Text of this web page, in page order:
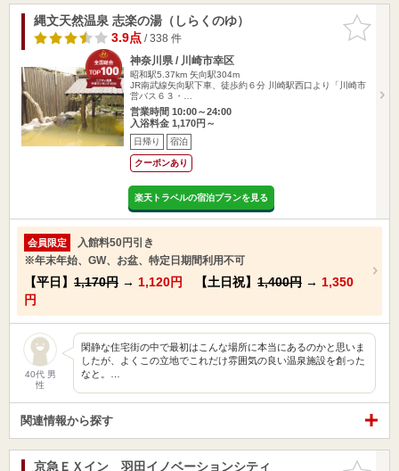
お気に入
りに追加
縄文天然温泉 志楽の湯（しらくのゆ）
3.9点/ 338 件
神奈川県 / 川崎市幸区
昭和駅5.37km 矢向駅304m
JR南武線矢向駅下車、徒歩約６分 川崎駅西口より「川崎市
営バス６３・…
営業時間 10:00～24:00
入浴料金 1,170円～
日帰り 宿泊
クーポンあり
楽天トラベルの宿泊プランを見る
会員限定
入館料50円引き
※年末年始、GW、お盆、特定日期間利用不可
【平日】 1,170円 → 1,120円 【土日祝】 1,400円 → 1,350
円
40代 男
性
閑静な住宅街の中で最初はこんな場所に本当にあるのかと思いま
したが、よくこの立地でこれだけ雰囲気の良い温泉施設を創った
なと。…
関連情報から探す
お気に入
京急ＥＸイン 羽田イノベーションシティ